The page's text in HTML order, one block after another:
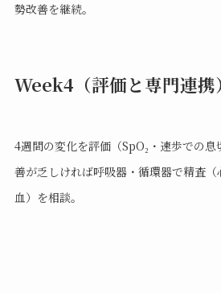
勢改善を継続。
Week4（評価と専門連携）
4週間の変化を評価（SpO₂・速歩での
善が乏しければ呼吸器・循環器で精査
血）を相談。